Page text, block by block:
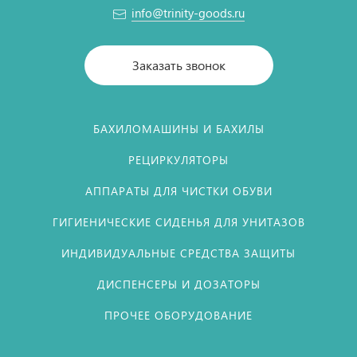
info@trinity-goods.ru
Заказать звонок
БАХИЛОМАШИНЫ И БАХИЛЫ
РЕЦИРКУЛЯТОРЫ
АППАРАТЫ ДЛЯ ЧИСТКИ ОБУВИ
ГИГИЕНИЧЕСКИЕ СИДЕНЬЯ ДЛЯ УНИТАЗОВ
ИНДИВИДУАЛЬНЫЕ СРЕДСТВА ЗАЩИТЫ
ДИСПЕНСЕРЫ И ДОЗАТОРЫ
ПРОЧЕЕ ОБОРУДОВАНИЕ